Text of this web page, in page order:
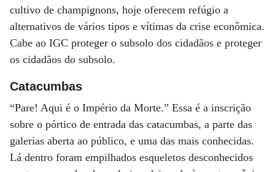
cultivo de champignons, hoje oferecem refúgio a
alternativos de vários tipos e vítimas da crise econômica.
Cabe ao IGC proteger o subsolo dos cidadãos e proteger
os cidadãos do subsolo.
Catacumbas
“Pare! Aqui é o Império da Morte.” Essa é a inscrição
sobre o pórtico de entrada das catacumbas, a parte das
galerias aberta ao público, e uma das mais conhecidas.
Lá dentro foram empilhados esqueletos desconhecidos